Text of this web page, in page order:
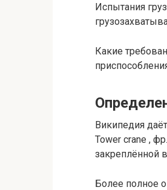
Испытания
Какие
Википедия
Tower crane ,
закреплённой
Более полное